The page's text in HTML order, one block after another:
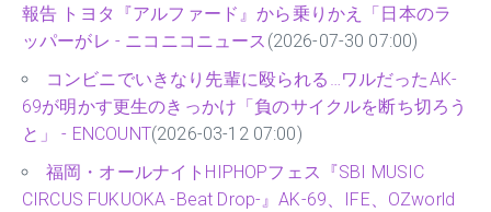
報告 トヨタ『アルファード』から乗りかえ「日本のラ
ッパーがレ - ニコニコニュース (2026-07-30 07:00)
コンビニでいきなり先輩に殴られる…ワルだったAK-
69が明かす更生のきっかけ「負のサイクルを断ち切ろう
と」 - ENCOUNT(2026-03-12 07:00)
福岡・オールナイトHIPHOPフェス『SBI MUSIC
CIRCUS FUKUOKA -Beat Drop-』AK-69、IFE、OZworld